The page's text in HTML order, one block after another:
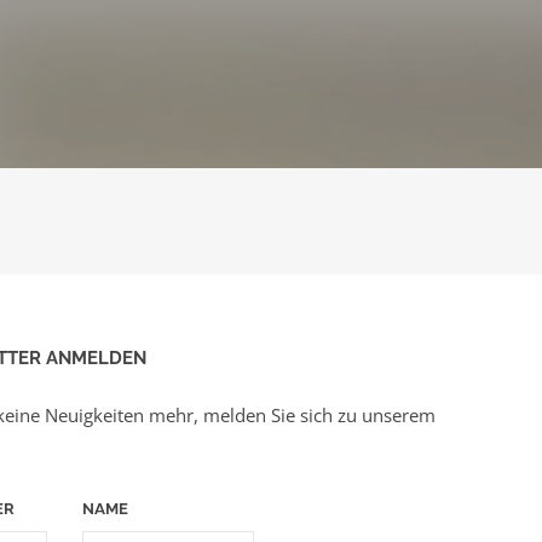
ANMELDEN
Neuigkeiten mehr, melden Sie sich zu unserem
NAME